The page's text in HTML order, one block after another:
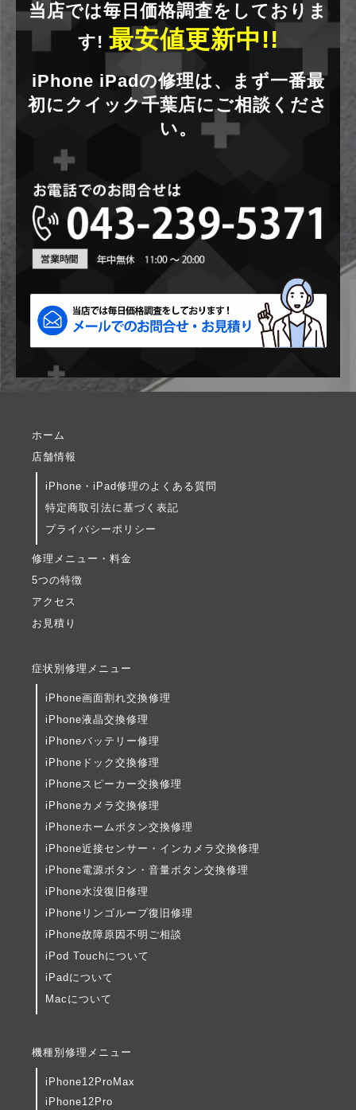
当店では毎日価格調査をしておりま
す! 最安値更新中!!
iPhone iPadの修理は、まず一番最
初にクイック千葉店にご相談くださ
い。
ホーム
店舗情報
iPhone・iPad修理のよくある質問
特定商取引法に基づく表記
プライバシーポリシー
修理メニュー・料金
5つの特徴
アクセス
お見積り
症状別修理メニュー
iPhone画面割れ交換修理
iPhone液晶交換修理
iPhoneバッテリー修理
iPhoneドック交換修理
iPhoneスピーカー交換修理
iPhoneカメラ交換修理
iPhoneホームボタン交換修理
iPhone近接センサー・インカメラ交換修理
iPhone電源ボタン・音量ボタン交換修理
iPhone水没復旧修理
iPhoneリンゴループ復旧修理
iPhone故障原因不明ご相談
iPod Touchについて
iPadについて
Macについて
機種別修理メニュー
iPhone12ProMax
iPhone12Pro